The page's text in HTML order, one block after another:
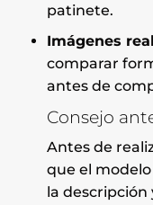
patinete.
Imágenes
comparar
antes de
Consejo
Antes de
que el
la